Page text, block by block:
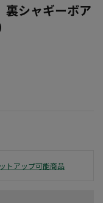
裏シャギーボア
トアップ可能商品